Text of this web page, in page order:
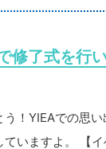
修了式を行
！YIEAでの思
いますよ。 【イ